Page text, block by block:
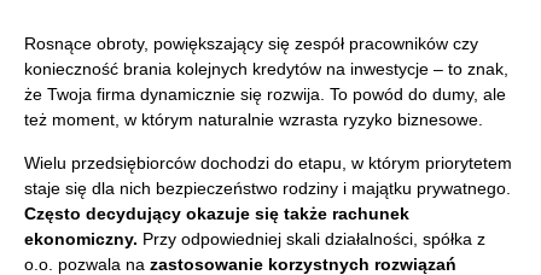
Rosnące obroty, powiększający się zespół pracowników czy
konieczność brania kolejnych kredytów na inwestycje – to znak,
że Twoja firma dynamicznie się rozwija. To powód do dumy, ale
też moment, w którym naturalnie wzrasta ryzyko biznesowe.
Wielu przedsiębiorców dochodzi do etapu, w którym priorytetem
staje się dla nich bezpieczeństwo rodziny i majątku prywatnego.
Często decydujący okazuje się także rachunek
ekonomiczny. Przy odpowiedniej skali działalności, spółka z
o.o. pozwala na zastosowanie korzystnych rozwiązań